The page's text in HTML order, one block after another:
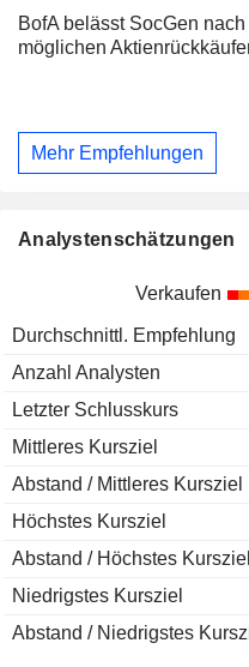
BofA belässt SocGen
möglichen
Mehr Empfehlungen
Analystenschätzungen
Verkaufen
Durchschnittl. Empfehlung
Anzahl Analysten
Letzter Schlusskurs
Mittleres Kursziel
Abstand / Mittleres Kursziel
Höchstes Kursziel
Abstand / Höchstes Kursziel
Niedrigstes Kursziel
Abstand / Niedrigstes